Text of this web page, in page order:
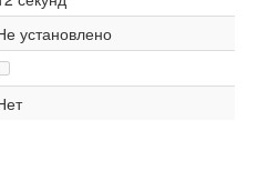
установлено